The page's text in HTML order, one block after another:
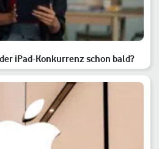
iPad-Konkurrenz schon bald?